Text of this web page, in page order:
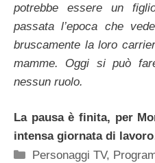
potrebbe essere un
passata l’epoca che
bruscamente la loro
mamme. Oggi si può
nessun ruolo.
La pausa è finita, per
intensa giornata di
Categorie
Personaggi TV,